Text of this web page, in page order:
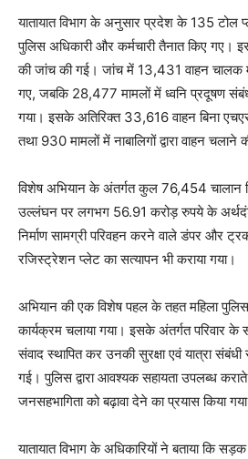
यातायात विभाग के अनुसार प्रदेश के 135
पुलिस अधिकारी और कर्मचारी तैनात किए गए।
की जांच की गई। जांच में 13,431 वाहन चालक
गए, जबकि 28,477 मामलों में ध्वनि प्रदूषण
गया। इसके अतिरिक्त 33,616 वाहन बिना
तथा 930 मामलों में नाबालिगों द्वारा वाहन चलाने
विशेष अभियान के अंतर्गत कुल 76,454 चालान
उल्लंघन पर लगभग 56.91 करोड़ रुपये के अर्थदंड
निर्माण सामग्री परिवहन करने वाले डंपर और
रजिस्ट्रेशन प्लेट का सत्यापन भी कराया गया।
अभियान की एक विशेष पहल के तहत महिला
कार्यक्रम चलाया गया। इसके अंतर्गत परिवार के
संवाद स्थापित कर उनकी सुरक्षा एवं यात्रा
गई। पुलिस द्वारा आवश्यक सहायता उपलब्ध
जनसहभागिता को बढ़ावा देने का प्रयास किया
यातायात विभाग के अधिकारियों ने बताया कि